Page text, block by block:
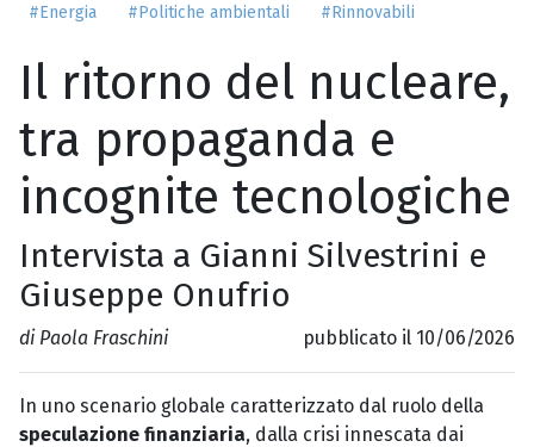
#Energia #Politiche ambientali #Rinnovabili
Il ritorno del nucleare,
tra propaganda e
incognite tecnologiche
Intervista a Gianni Silvestrini e
Giuseppe Onufrio
di Paola Fraschini pubblicato il 10/06/2026
In uno scenario globale caratterizzato dal ruolo della
speculazione finanziaria, dalla crisi innescata dai